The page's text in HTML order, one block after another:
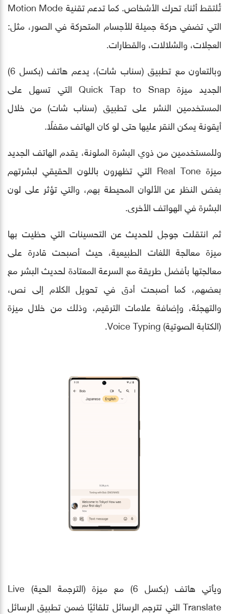
تُلتقط أثناء تحرك الأشخاص. كما تدعم تقنية Motion Mode
التي تضفي حركة جميلة للأجسام المتحركة في الصور، مثل:
العجلات، والشلالات، والقطارات.
وبالتعاون مع تطبيق (سناب شات)، يدعم هاتف (بكسل 6)
الجديد ميزة Quick Tap to Snap التي تسهل على
المستخدمين النشر على تطبيق (سناب شات) من خلال
أيقونة يمكن النقر عليها حتى لو كان الهاتف مقفلًا.
وللمستخدمين من ذوي البشرة الملونة، يقدم الهاتف الجديد
ميزة Real Tone التي تظهرون باللون الحقيقي لبشرتهم
بغض النظر عن الألوان المحيطة بهم، والتي تؤثر على لون
البشرة في الهواتف الأخرى.
ثم انتقلت جوجل للحديث عن التحسينات التي حظيت بها
ميزة معالجة اللغات الطبيعية، حيث أصبحت قادرة على
معالجتها بأفضل طريقة مع السرعة المعتادة لحديث البشر مع
بعضهم، كما أصبحت أدق في تحويل الكلام إلى نص،
والتهجئة، وإضافة علامات الترقيم، وذلك من خلال ميزة
(الكتابة الصوتية) Voice Typing.
ويأتي هاتف (بكسل 6) مع ميزة (الترجمة الحية) Live
Translate التي تترجم الرسائل تلقائيًا ضمن تطبيق الرسائل